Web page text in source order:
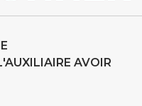
AVOIR